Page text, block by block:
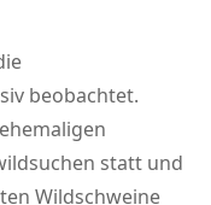
beobachtet.
statt und
Wildschweine